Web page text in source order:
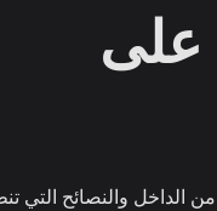
على
الداخل والنصائح التي